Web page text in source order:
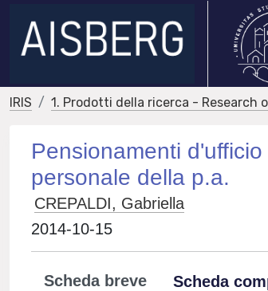
IRIS 1. Prodotti della ricerca - Research
Pensionamenti
personale della p.a.
CREPALDI, Gabriella
2014-10-15
Scheda breve Scheda